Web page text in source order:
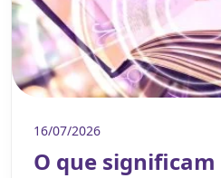
16/07/2026
O que significam